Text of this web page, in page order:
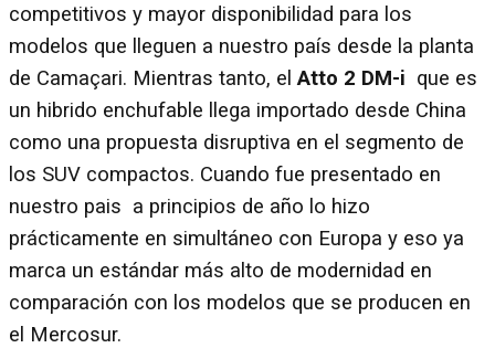
competitivos y mayor disponibilidad para los
modelos que lleguen a nuestro país desde la planta
de Camaçari. Mientras tanto, elAtto 2 DM-i que es
un hibrido enchufable llega importado desde China
como una propuesta disruptiva en el segmento de
los SUV compactos. Cuando fue presentado en
nuestro pais a principios de año lo hizo
prácticamente en simultáneo con Europa y eso ya
marca un estándar más alto de modernidad en
comparación con los modelos que se producen en
el Mercosur.